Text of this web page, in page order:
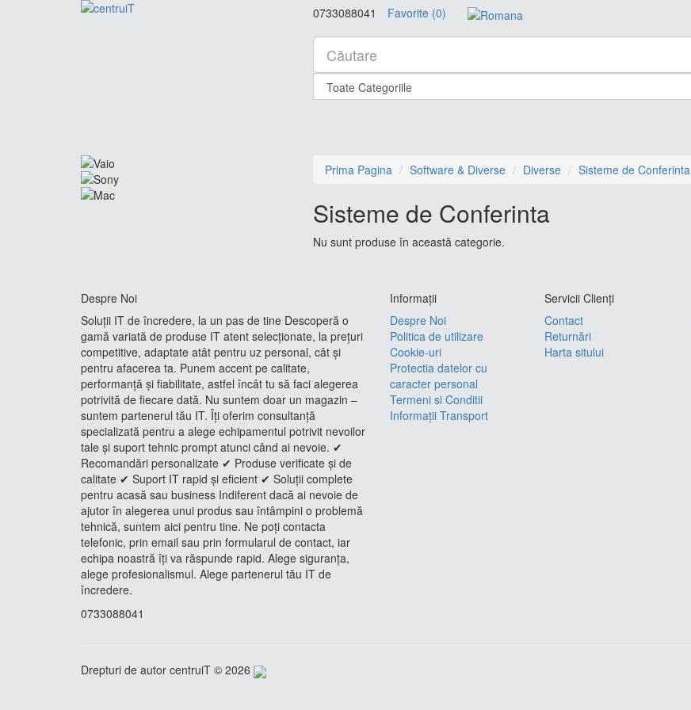
0733088041 Favorite (0)
Prima Pagina Software & Diverse Diverse Sisteme de Conferinta
Sisteme de Conferinta
Nu sunt produse în această categorie.
Despre Noi
Soluții IT de încredere, la un pas de tine Descoperă o
gamă variată de produse IT atent selecționate, la prețuri
competitive, adaptate atât pentru uz personal, cât și
pentru afacerea ta. Punem accent pe calitate,
performanță și fiabilitate, astfel încât tu să faci alegerea
potrivită de fiecare dată. Nu suntem doar un magazin –
suntem partenerul tău IT. Îți oferim consultanță
specializată pentru a alege echipamentul potrivit nevoilor
tale și suport tehnic prompt atunci când ai nevoie. ✔
Recomandări personalizate ✔ Produse verificate și de
calitate ✔ Suport IT rapid și eficient ✔ Soluții complete
pentru acasă sau business Indiferent dacă ai nevoie de
ajutor în alegerea unui produs sau întâmpini o problemă
tehnică, suntem aici pentru tine. Ne poți contacta
telefonic, prin email sau prin formularul de contact, iar
echipa noastră îți va răspunde rapid. Alege siguranța,
alege profesionalismul. Alege partenerul tău IT de
încredere.
0733088041
Informaţii
Despre Noi
Politica de utilizare
Cookie-uri
Protectia datelor cu
caracter personal
Termeni si Conditii
Informații Transport
Servicii Clienţi
Contact
Returnări
Harta sitului
Drepturi de autor centruiT © 2026